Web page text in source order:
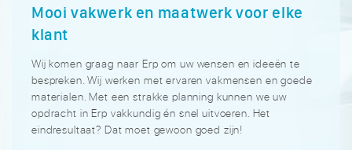
Mooi vakwerk en maatwerk voor elke
klant
Wij komen graag naar Erp om uw wensen en ideeën te
bespreken. Wij werken met ervaren vakmensen en goede
materialen. Met een strakke planning kunnen we uw
opdracht in Erp vakkundig én snel uitvoeren. Het
eindresultaat? Dat moet gewoon goed zijn!